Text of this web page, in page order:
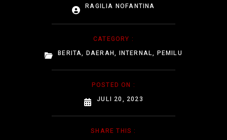
RAGILIA NOFANTINA
CATEGORY :
BERITA, DAERAH, INTERNAL, PEMILU
POSTED ON :
JULI 20, 2023
SHARE THIS :